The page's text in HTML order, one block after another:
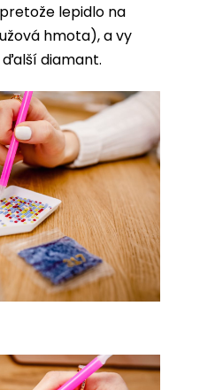
lepidlo na
hmota), a vy
diamant.